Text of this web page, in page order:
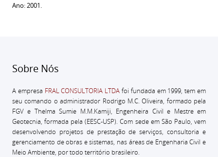
Ano: 2001.
Sobre Nós
A empresa FRAL CONSULTORIA LTDA foi fundada em 1999, tem em
seu comando o administrador Rodrigo M.C. Oliveira, formado pela
FGV e Thelma Sumie M.M.Kamiji, Engenheira Civil e Mestre em
Geotecnia, formada pela (EESC-USP).Com sede em São Paulo, vem
desenvolvendo projetos de prestação de serviços, consultoria e
gerenciamento de obras e sistemas, nas áreas de Engenharia Civil e
Meio Ambiente, por todo território brasileiro.